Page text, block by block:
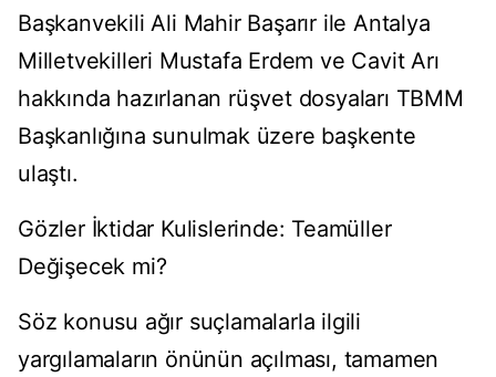
Başkanvekili Ali Mahir Başarır ile Antalya
Milletvekilleri Mustafa Erdem ve Cavit Arı
hakkında hazırlanan rüşvet dosyaları TBMM
Başkanlığına sunulmak üzere başkente
ulaştı.
Gözler İktidar Kulislerinde: Teamüller
Değişecek mi?
Söz konusu ağır suçlamalarla ilgili
yargılamaların önünün açılması, tamamen